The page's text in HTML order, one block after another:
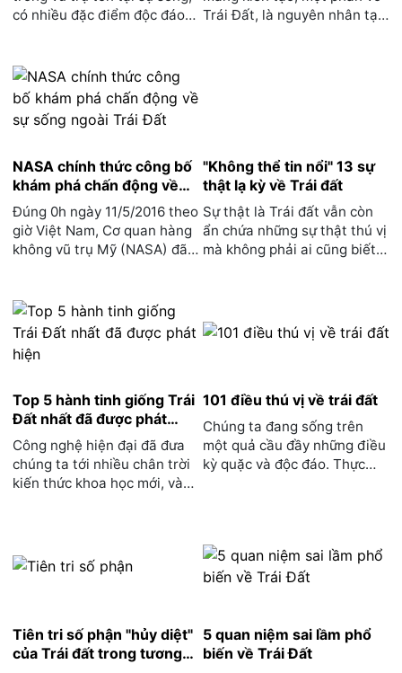
có nhiều đặc điểm độc đáo
Trái Đất, là nguyên nhân tạo
NASA chính thức công bố
khám phá chấn động về
sự sống ngoài Trái Đất
Đúng 0h ngày 11/5/2016 theo
giờ Việt Nam, Cơ quan hàng
không vũ trụ Mỹ (NASA) đã
"Không thể tin nổi" 13 sự
thật lạ kỳ về Trái đất
Sự thật là Trái đất vẫn còn
ẩn chứa những sự thật thú vị
mà không phải ai cũng biết.
Top 5 hành tinh giống Trái
Đất nhất đã được phát
hiện
Công nghệ hiện đại đã đưa
chúng ta tới nhiều chân trời
kiến thức khoa học mới, và
101 điều thú vị về trái đất
Chúng ta đang sống trên
một quả cầu đầy những điều
kỳ quặc và độc đáo. Thực
Tiên tri số phận "hủy diệt"
của Trái đất trong tương
5 quan niệm sai lầm phổ
biến về Trái Đất